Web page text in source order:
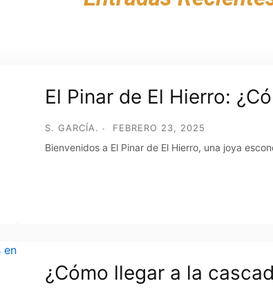
El Pinar de El Hierro:
S. GARCÍA. FEBRERO 23, 2025
Bienvenidos a El Pinar de El Hierro, una joya
¿Cómo llegar a la